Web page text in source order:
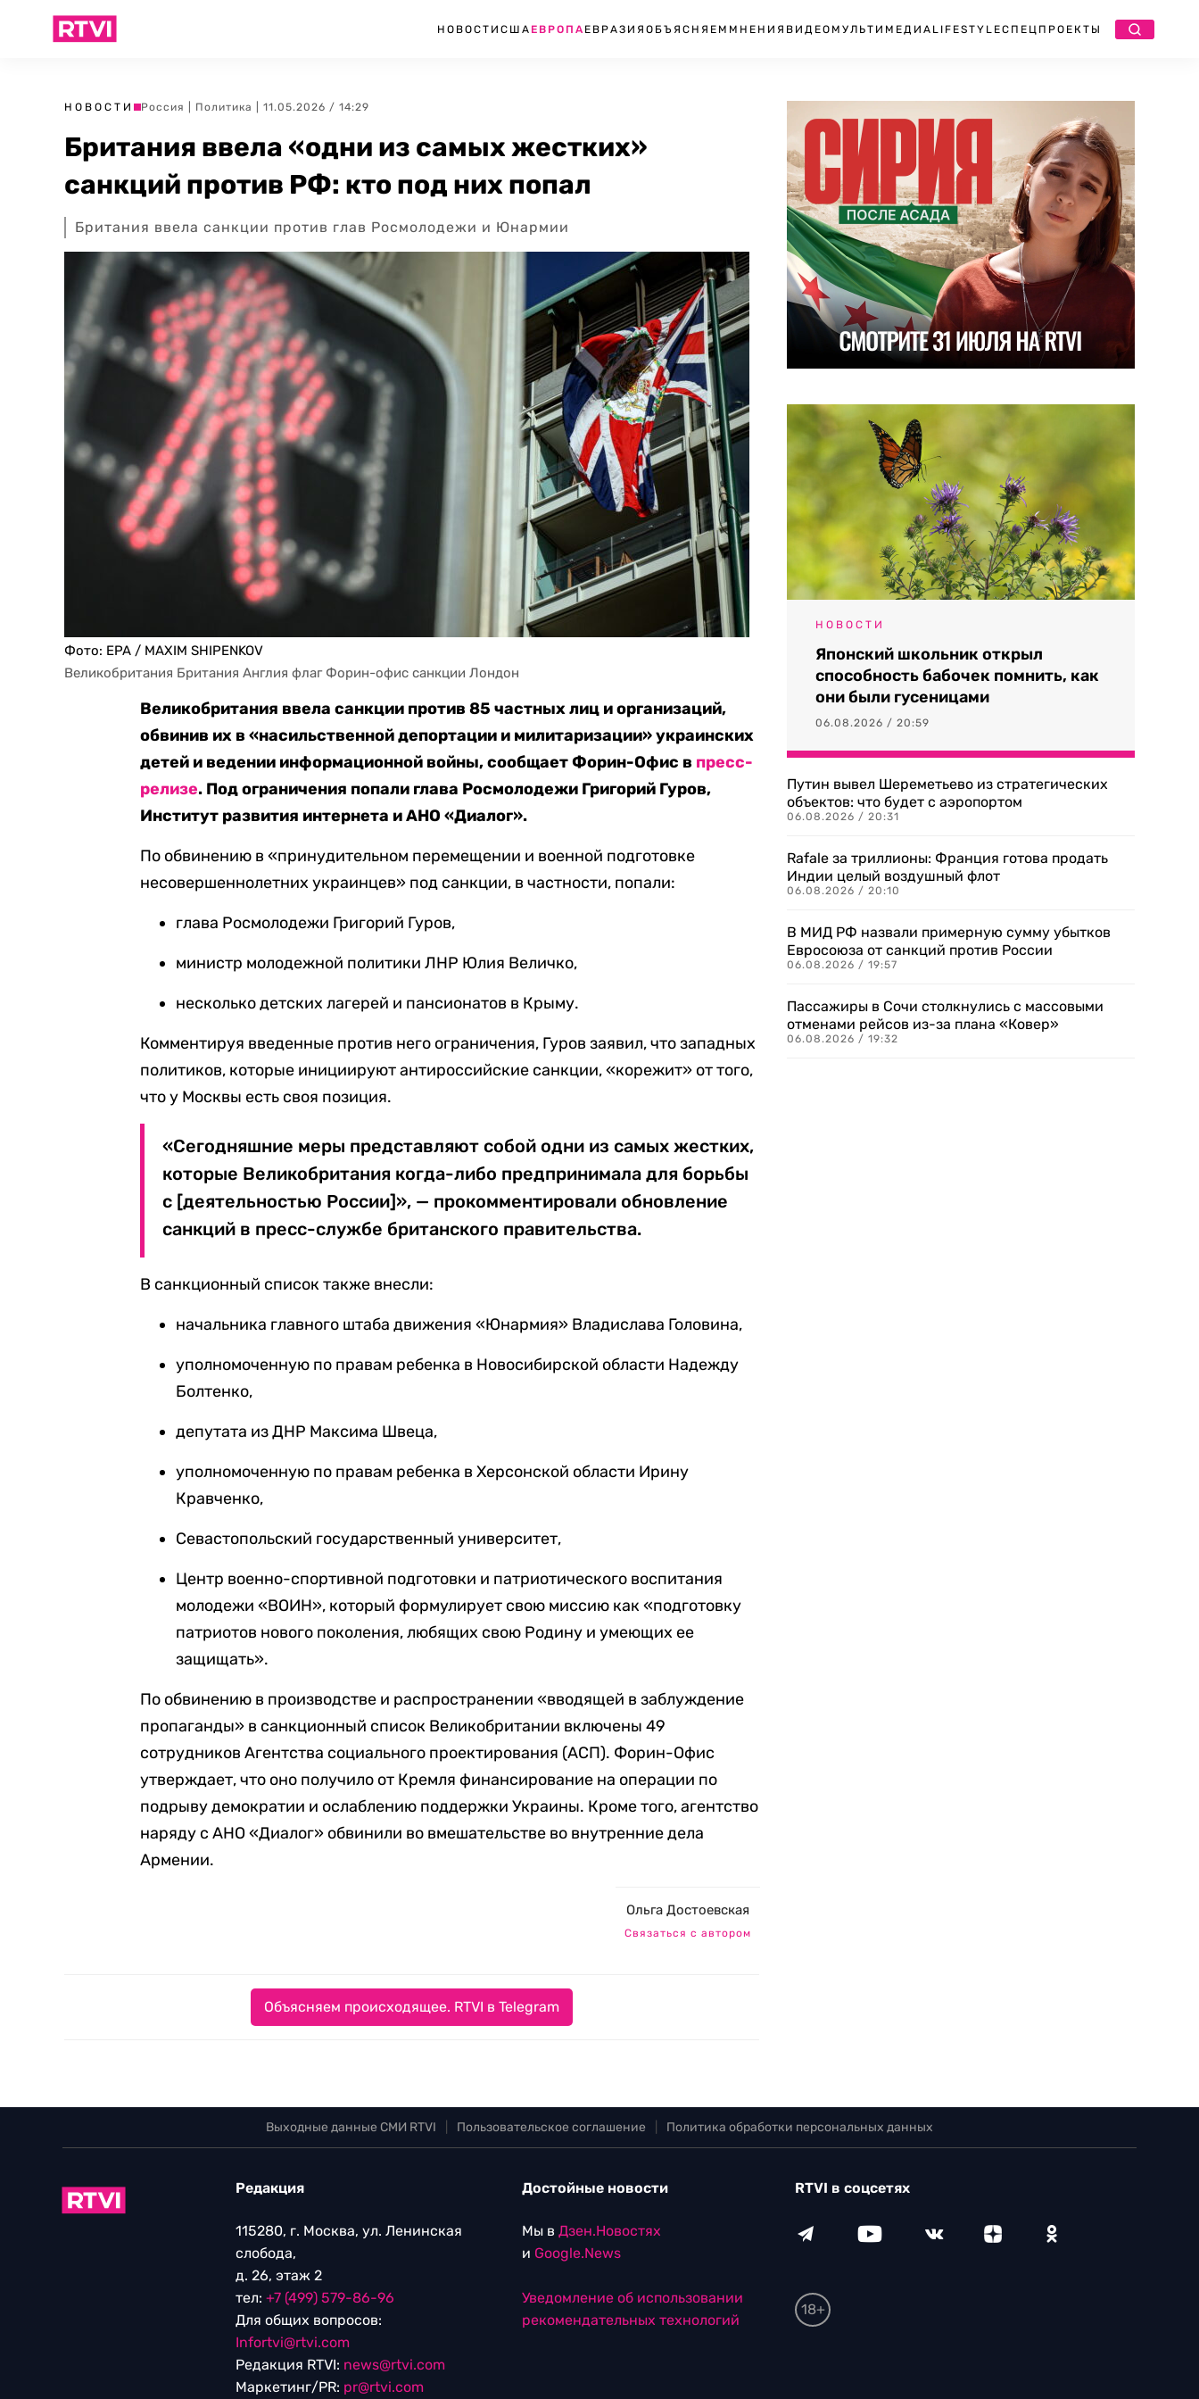
НОВОСТИ США ЕВРОПА ЕВРАЗИЯ ОБЪЯСНЯЕМ МНЕНИЯ ВИДЕО МУЛЬТИМЕДИА LIFESTYLEСПЕЦПРОЕКТЫ
НОВОСТИ Россия Политика | 11.05.2026 / 14:29
Британия ввела «одни из самых жестких»
санкций против РФ: кто под них попал
Британия ввела санкции против глав Росмолодежи и Юнармии
Фото: EPA / MAXIM SHIPENKOV
Великобритания Британия Англия флаг Форин-офис санкции Лондон
Великобритания ввела санкции против 85 частных лиц и организаций,
обвинив их в «насильственной депортации и милитаризации» украинских
детей и ведении информационной войны, сообщает Форин-Офис в пресс-
релизе. Под ограничения попали глава Росмолодежи Григорий Гуров,
Институт развития интернета и АНО «Диалог».
По обвинению в «принудительном перемещении и военной подготовке
несовершеннолетних украинцев» под санкции, в частности, попали:
глава Росмолодежи Григорий Гуров,
министр молодежной политики ЛНР Юлия Величко,
несколько детских лагерей и пансионатов в Крыму.
Комментируя введенные против него ограничения, Гуров заявил, что западных
политиков, которые инициируют антироссийские санкции, «корежит» от того,
что у Москвы есть своя позиция.
«Сегодняшние меры представляют собой одни из самых жестких,
которые Великобритания когда-либо предпринимала для борьбы
с [деятельностью России]», — прокомментировали обновление
санкций в пресс-службе британского правительства.
В санкционный список также внесли:
начальника главного штаба движения «Юнармия» Владислава Головина,
уполномоченную по правам ребенка в Новосибирской области Надежду
Болтенко,
депутата из ДНР Максима Швеца,
уполномоченную по правам ребенка в Херсонской области Ирину
Кравченко,
Севастопольский государственный университет,
Центр военно-спортивной подготовки и патриотического воспитания
молодежи «ВОИН», который формулирует свою миссию как «подготовку
патриотов нового поколения, любящих свою Родину и умеющих ее
защищать».
По обвинению в производстве и распространении «вводящей в заблуждение
пропаганды» в санкционный список Великобритании включены 49
сотрудников Агентства социального проектирования (АСП). Форин-Офис
утверждает, что оно получило от Кремля финансирование на операции по
подрыву демократии и ослаблению поддержки Украины. Кроме того, агентство
наряду с АНО «Диалог» обвинили во вмешательстве во внутренние дела
Армении.
Ольга Достоевская
Связаться с автором
Объясняем происходящее. RTVI в Telegram
НОВОСТИ
Японский школьник открыл
способность бабочек помнить, как
они были гусеницами
06.08.2026 / 20:59
Путин вывел Шереметьево из стратегических
объектов: что будет с аэропортом
06.08.2026 / 20:31
Rafale за триллионы: Франция готова продать
Индии целый воздушный флот
06.08.2026 / 20:10
В МИД РФ назвали примерную сумму убытков
Евросоюза от санкций против России
06.08.2026 / 19:57
Пассажиры в Сочи столкнулись с массовыми
отменами рейсов из-за плана «Ковер»
06.08.2026 / 19:32
Выходные данные СМИ RTVI Пользовательское соглашение Политика обработки персональных данных
Редакция
115280, г. Москва, ул. Ленинская
слобода,
д. 26, этаж 2
тел: +7 (499) 579-86-96
Для общих вопросов:
Infortvi@rtvi.com
Редакция RTVI: news@rtvi.com
Маркетинг/PR: pr@rtvi.com
Достойные новости
Мы в Дзен.Новостях
и Google.News
Уведомление об использовании
рекомендательных технологий
RTVI в соцсетях
18+